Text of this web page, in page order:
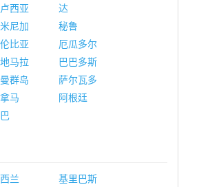
西亚
达
尼加
秘鲁
比亚
厄瓜多尔
马拉
巴巴多斯
群岛
萨尔瓦多
马
阿根廷
兰
基里巴斯